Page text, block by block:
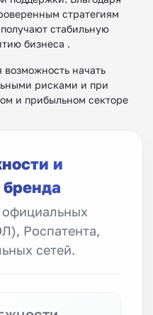
стратегиям
стабильную
бизнеса .
возможность начать
рисками и при
и прибыльном секторе
и
бренда
Роспатента,
сетей.